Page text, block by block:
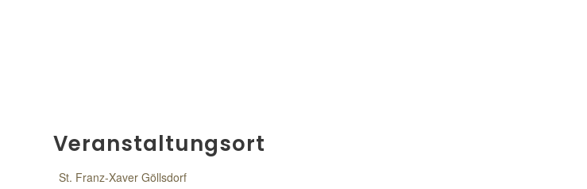
Veranstaltungsort
St. Franz-Xaver Göllsdorf